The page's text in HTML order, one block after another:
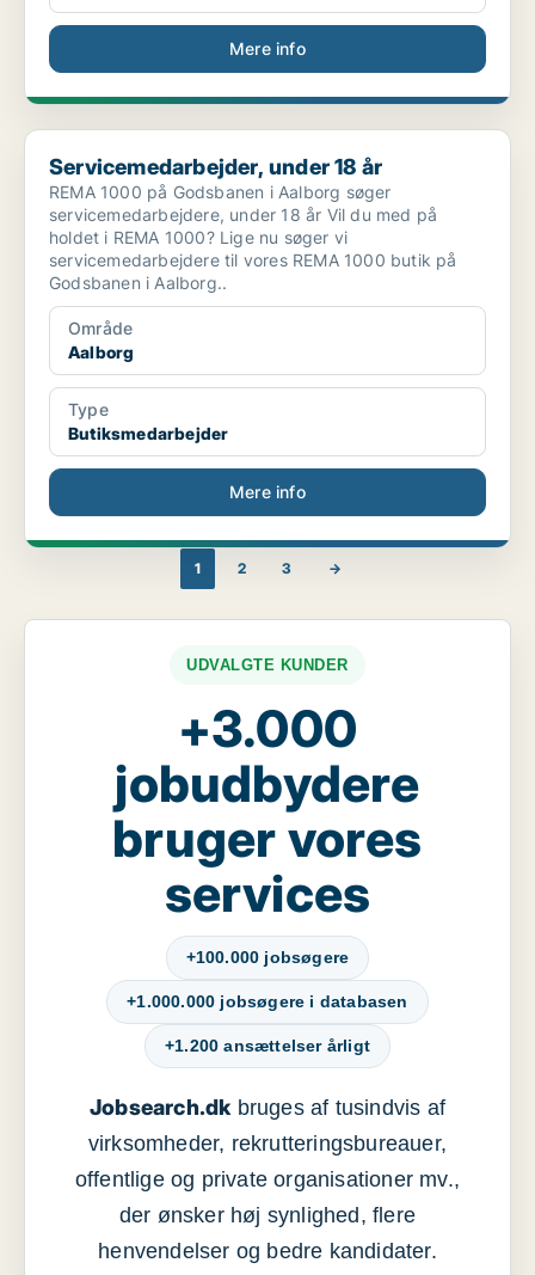
Mere info
Servicemedarbejder, under 18 år
Servicemedarbejder, under 18 år
REMA 1000 på Godsbanen i Aalborg søger
servicemedarbejdere, under 18 år Vil du med på
holdet i REMA 1000? Lige nu søger vi
servicemedarbejdere til vores REMA 1000 butik på
Godsbanen i Aalborg..
Område
Aalborg
Type
Butiksmedarbejder
Mere info
1 2 3 →
UDVALGTE KUNDER
+3.000
jobudbydere
bruger vores
services
+100.000 jobsøgere
+1.000.000 jobsøgere i databasen
+1.200 ansættelser årligt
Jobsearch.dkbruges af tusindvis af
virksomheder, rekrutteringsbureauer,
offentlige og private organisationer mv.,
der ønsker høj synlighed, flere
henvendelser og bedre kandidater.